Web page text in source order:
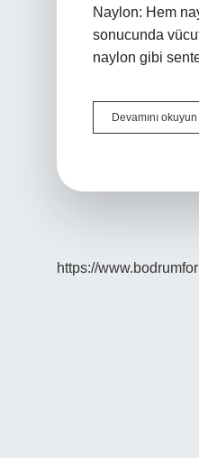
Naylon: Hem
sonucunda
naylon gibi
Devamını okuyun
https://